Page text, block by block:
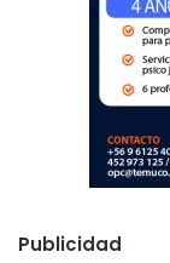
Publicidad